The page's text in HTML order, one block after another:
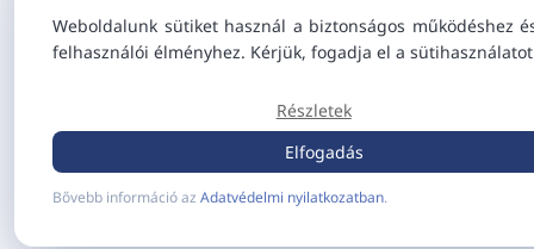
Weboldalunk sütiket használ a biztonságos működéshez
felhasználói élményhez. Kérjük, fogadja el a
Részletek
Elfogadás
Bővebb információ az Adatvédelmi nyilatkozatban.